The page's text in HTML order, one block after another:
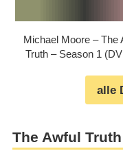
Michael Moore – The
Truth – Season 1
alle
The Awful